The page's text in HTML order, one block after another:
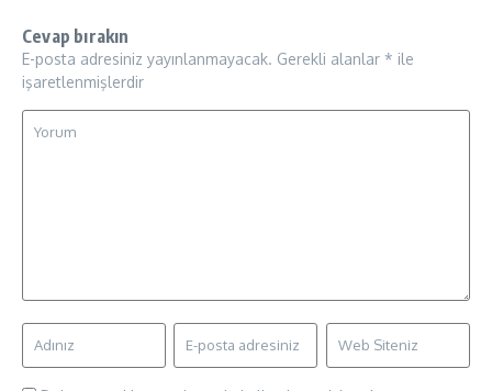
Cevap bırakın
E-posta adresiniz yayınlanmayacak. Gerekli alanlar * ile
işaretlenmişlerdir